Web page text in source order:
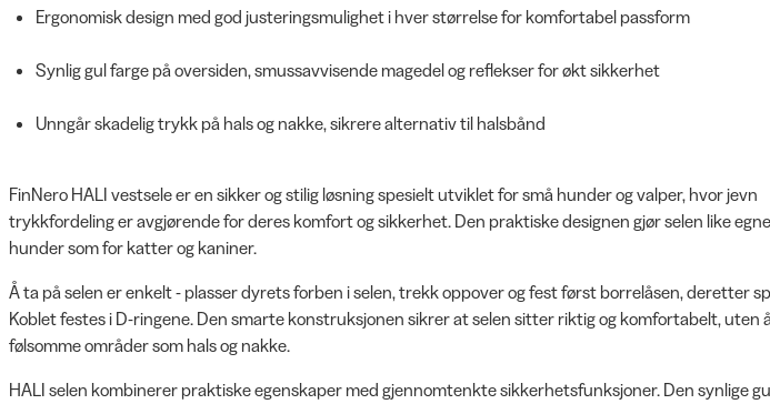
Ergonomisk design med god justeringsmulighet i hver størrelse for komfortabel passform
Synlig gul farge på oversiden, smussavvisende magedel og reflekser for økt sikkerhet
Unngår skadelig trykk på hals og nakke, sikrere alternativ til halsbånd
FinNero HALI vestsele er en sikker og stilig løsning spesielt utviklet for små hunder og valper, hvor jevn
trykkfordeling er avgjørende for deres komfort og sikkerhet. Den praktiske designen gjør selen like
hunder som for katter og kaniner.
Å ta på selen er enkelt - plasser dyrets forben i selen, trekk oppover og fest først borrelåsen, deretter
Koblet festes i D-ringene. Den smarte konstruksjonen sikrer at selen sitter riktig og komfortabelt, uten
følsomme områder som hals og nakke.
HALI selen kombinerer praktiske egenskaper med gjennomtenkte sikkerhetsfunksjoner. Den synlige